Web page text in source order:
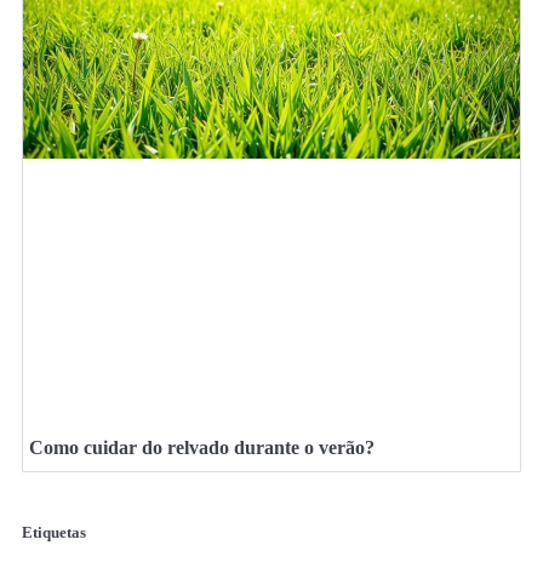
Como cuidar do relvado durante o verão?
Etiquetas